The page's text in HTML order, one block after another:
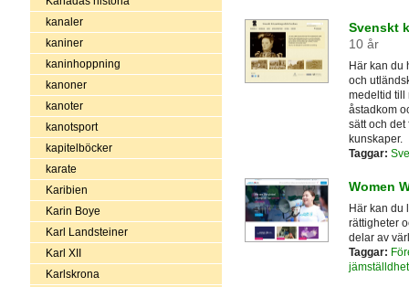
kanaler
kaniner
kaninhoppning
kanoner
kanoter
kanotsport
kapitelböcker
karate
Karibien
Karin Boye
Karl Landsteiner
Karl XII
Karlskrona
Svenskt
10 år
Här kan du
och
medeltid till
åstadkom
sätt och det
kunskaper.
Taggar:
Women
Här kan du
rättigheter
delar av
Taggar:
jämställdhet